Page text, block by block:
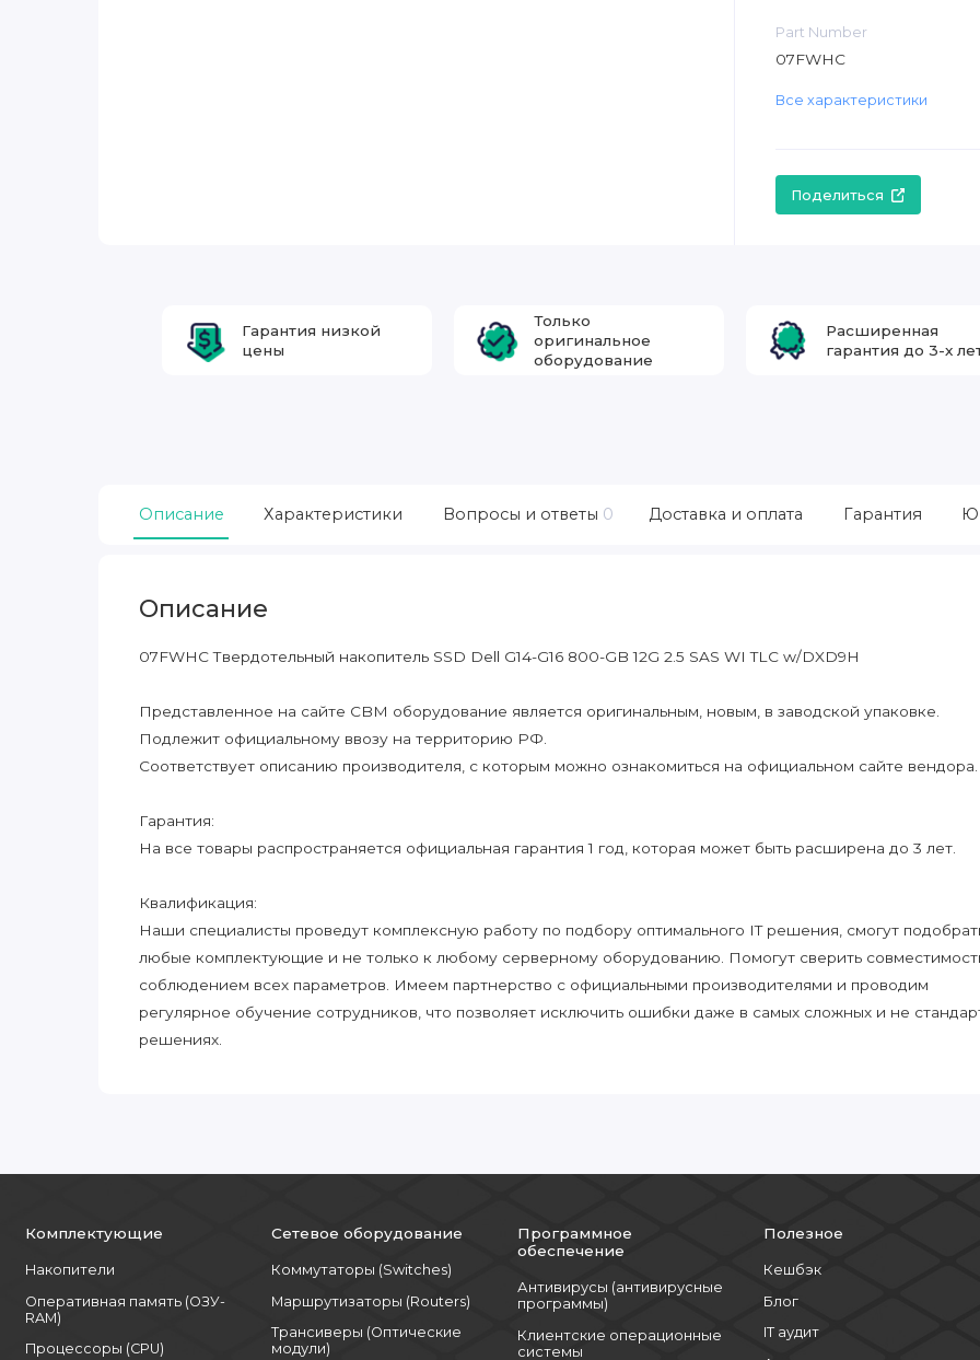
Part Number
07FWHC
Все характеристики
Поделиться
Гарантия низкой
цены
Только
оригинальное
оборудование
Расширенная
гарантия до 3-х
Описание Характеристики Вопросы и ответы 0 Доставка и оплата Гарантия
Описание
07FWHC Твердотельный накопитель SSD Dell G14-G16 800-GB 12G 2.5 SAS WI TLC w/DXD9H
Представленное на сайте CBM оборудование является оригинальным, новым, в заводской упаковке.
Подлежит официальному ввозу на территорию РФ.
Соответствует описанию производителя, с которым можно ознакомиться на официальном сайте вендора.
Гарантия:
На все товары распространяется официальная гарантия 1 год, которая может быть расширена до 3 лет.
Квалификация:
Наши специалисты проведут комплексную работу по подбору оптимального IT решения, смогут
любые комплектующие и не только к любому серверному оборудованию. Помогут сверить
соблюдением всех параметров. Имеем партнерство с официальными производителями и проводим
регулярное обучение сотрудников, что позволяет исключить ошибки даже в самых сложных и не
решениях.
Комплектующие
Накопители
Оперативная память (ОЗУ-
RAM)
Процессоры (CPU)
Сетевое оборудование
Коммутаторы (Switches)
Маршрутизаторы (Routers)
Трансиверы (Оптические
модули)
Программное
обеспечение
Антивирусы (антивирусные
программы)
Клиентские операционные
системы
Полезное
Кешбэк
Блог
IT аудит